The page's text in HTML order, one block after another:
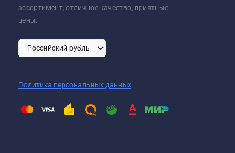
ассортимент, отличное качество, приятные
цены.
Политика персональных данных